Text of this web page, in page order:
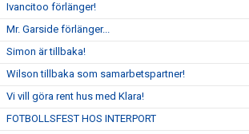
Ivancitoo förlänger!
Mr. Garside förlänger...
Simon är tillbaka!
Wilson tillbaka som samarbetspartner!
Vi vill göra rent hus med Klara!
FOTBOLLSFEST HOS INTERPORT